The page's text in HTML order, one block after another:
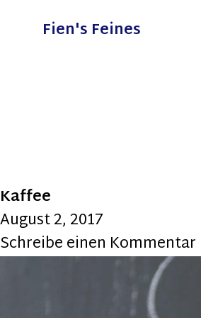
Fien's Feines
Kaffee
August 2, 2017
Schreibe einen Kommentar